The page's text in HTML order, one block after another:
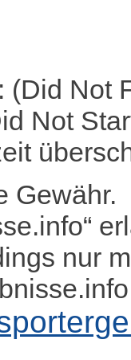
(Did Not
Not
Gewähr.
nur